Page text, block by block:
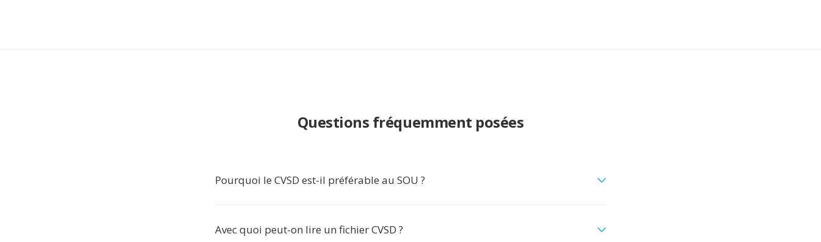
Questions fréquemment posées
Pourquoi le CVSD est-il préférable au SOU ?
Avec quoi peut-on lire un fichier CVSD ?